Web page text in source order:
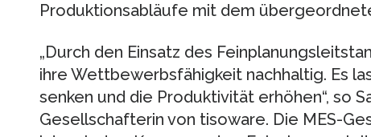
Produktionsabläufe mit dem
„Durch den Einsatz des
ihre Wettbewerbsfähigkeit nachhaltig. Es
senken und die Produktivität erhöhen“, so
Gesellschafterin von tisoware. Die MES-